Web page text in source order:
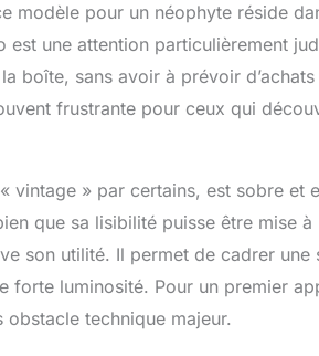
surprenant! 【
photo numériques
ralenti, des vidéos
continu et bien
l'utilisation de la
modèle pour un néophyte réside
est une attention particulièrement
boîte, sans avoir à prévoir
frustrante pour ceux qui
vintage » par certains, est sobre
que sa lisibilité puisse être mise
son utilité. Il permet de cadrer
forte luminosité. Pour un premier
obstacle technique majeur.